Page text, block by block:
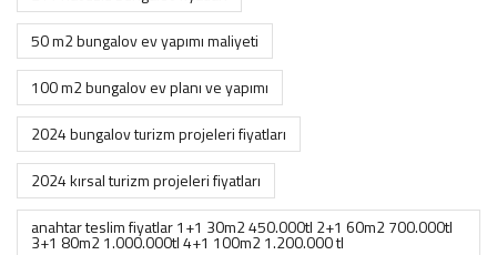
50 m2 bungalov ev yapımı maliyeti
100 m2 bungalov ev planı ve yapımı
2024 bungalov turizm projeleri fiyatları
2024 kırsal turizm projeleri fiyatları
anahtar teslim fiyatlar 1+1 30m2 450.000tl 2+1 60m2 700.000tl
3+1 80m2 1.000.000tl 4+1 100m2 1.200.000 tl